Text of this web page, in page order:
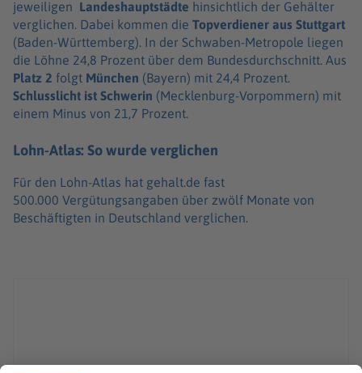
jeweiligen Landeshauptstädte hinsichtlich der Gehälter
verglichen. Dabei kommen die Topverdiener aus Stuttgart
(Baden-Württemberg). In der Schwaben-Metropole liegen
die Löhne 24,8 Prozent über dem Bundesdurchschnitt. Aus
Platz 2 folgt München (Bayern) mit 24,4 Prozent.
Schlusslicht ist Schwerin (Mecklenburg-Vorpommern) mit
einem Minus von 21,7 Prozent.
Lohn-Atlas: So wurde verglichen
Für den Lohn-Atlas hat gehalt.de fast
500.000 Vergütungsangaben über zwölf Monate von
Beschäftigten in Deutschland verglichen.